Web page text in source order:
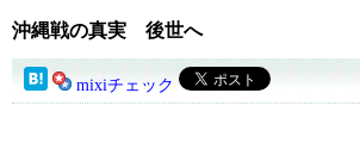
沖縄戦の真実 後世へ
mixiチェック